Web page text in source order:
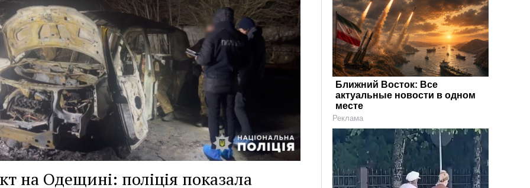
на Одещині: поліція показала
Ближний Восток: Все
актуальные новости в одном
месте
Реклама